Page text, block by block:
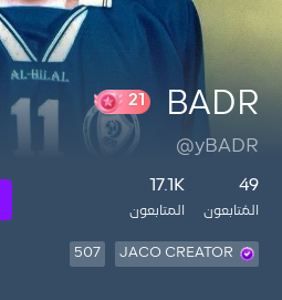
BADR
@yBADR
49
المُتابعون
17.1K
المتابعون
JACO CREATOR
507